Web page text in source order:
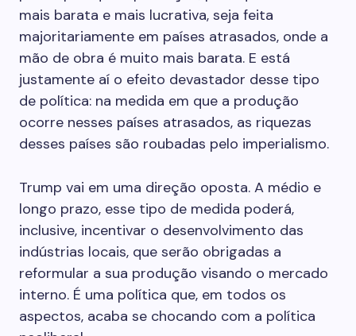
mais barata e mais lucrativa, seja feita
majoritariamente em países atrasados, onde a
mão de obra é muito mais barata. E está
justamente aí o efeito devastador desse tipo
de política: na medida em que a produção
ocorre nesses países atrasados, as riquezas
desses países são roubadas pelo imperialismo.
Trump vai em uma direção oposta. A médio e
longo prazo, esse tipo de medida poderá,
inclusive, incentivar o desenvolvimento das
indústrias locais, que serão obrigadas a
reformular a sua produção visando o mercado
interno. É uma política que, em todos os
aspectos, acaba se chocando com a política